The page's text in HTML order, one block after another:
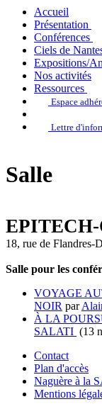
Accueil
Présentation
Conférences
Ciels de
Expositions/
Nos activités
Ressources
Espace
Lettre
Salle
18, rue de Flandres-
Salle pour les
VOYAGE
NOIR par
À LA
SALATI (13
Contact
Plan d'accès
Naguère à la
Mentions